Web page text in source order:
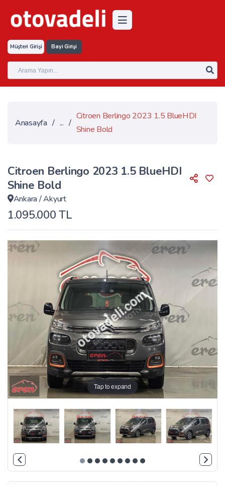
Müşteri Girişi Bayi Girişi
Anasayfa / ... /
Citroen Berlingo 2023 1.5 BlueHDI
Shine Bold
Citroen Berlingo 2023 1.5 BlueHDI
Shine Bold
Ankara/Akyurt
1.095.000 TL
Tap to expand